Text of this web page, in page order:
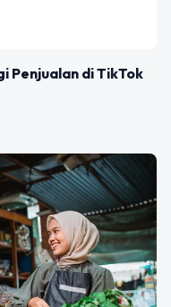
Penjualan di TikTok